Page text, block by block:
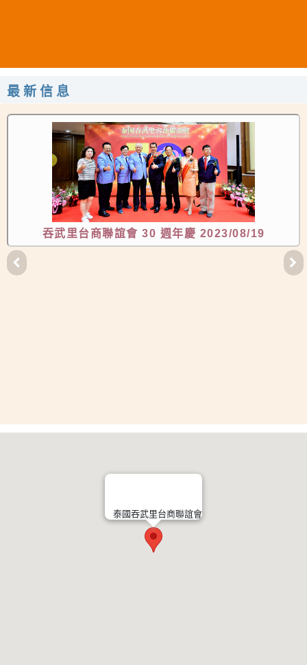
最新信息
吞武里台商聯誼會 30 週年慶 2023/08/19
泰國吞武里台商聯誼會